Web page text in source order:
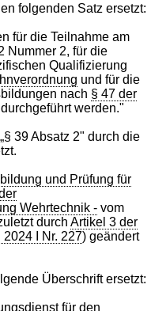
folgenden Satz ersetzt:
für die Teilnahme am
Nummer 2, für die
Qualifizierung
und für die
nach § 47 der
durchgeführt werden."
39 Absatz 2" durch die
und Prüfung für
Wehrtechnik - vom
durchArtikel 3 der
I Nr. 227) geändert
Überschrift ersetzt:
für den